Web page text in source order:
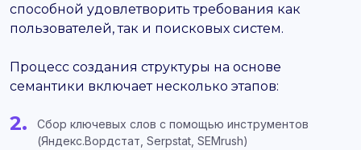
способной удовлетворить требования как
пользователей, так и поисковых систем.
Процесс создания структуры на основе
семантики включает несколько этапов:
Сбор ключевых слов с помощью инструментов
(Яндекс.Вордстат, Serpstat, SEMrush)